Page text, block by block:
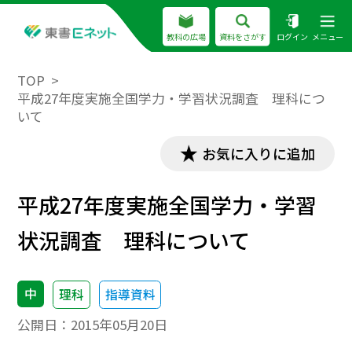
教科の広場 資料をさがす ログイン メニュー
TOP
平成27年度実施全国学力・学習状況調査 理科につ
いて
お気に入りに追加
平成27年度実施全国学力・学習
状況調査 理科について
中 理科 指導資料
公開日： 2015年05月20日